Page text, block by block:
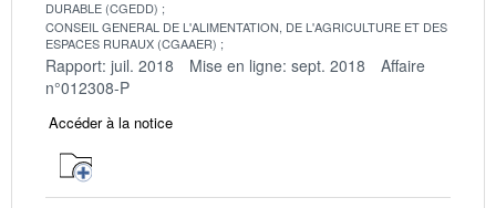
DURABLE (CGEDD)
CONSEIL GENERAL DE L'ALIMENTATION, DE L'AGRICULTURE ET DES
ESPACES RURAUX (CGAAER)
Rapport: juil. 2018 Mise en ligne: sept. 2018
Affaire
n°012308-P
Accéder à la notice